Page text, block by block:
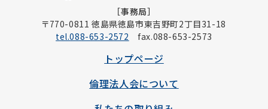
［事務局］
〒770-0811 徳島県徳島市東吉野町2丁目31-18
tel.088-653-2572 fax.088-653-2573
トップページ
倫理法人会について